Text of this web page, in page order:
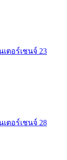
ตอร์เชนจ์ 23
ตอร์เชนจ์ 28